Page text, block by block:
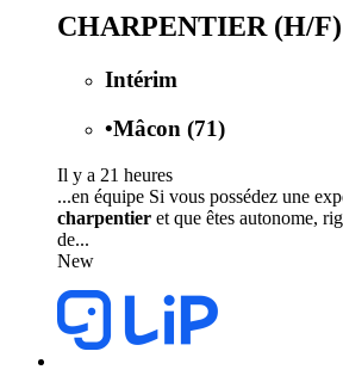
CHARPENTIER (H/F)
Intérim
•Mâcon (71)
Il y a 21 heures
...en équipe Si vous possédez une
charpentier et que êtes autonome,
de...
New